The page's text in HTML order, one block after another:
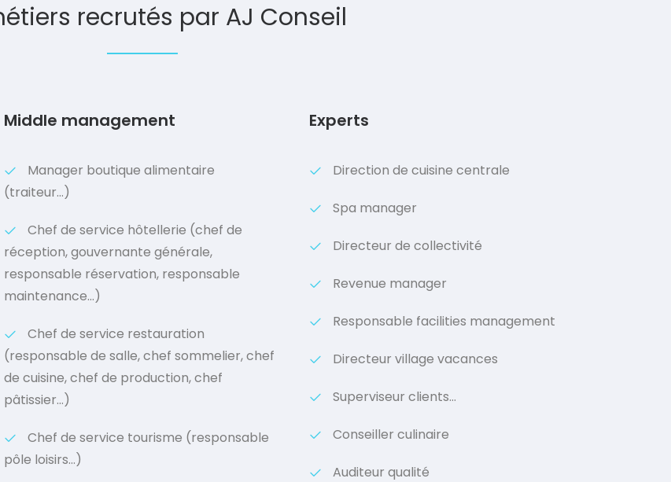
recrutés par AJ Conseil
Middle management
Manager boutique alimentaire
(traiteur…)
Chef de service hôtellerie (chef de
réception, gouvernante générale,
responsable réservation, responsable
maintenance…)
Chef de service restauration
(responsable de salle, chef sommelier, chef
de cuisine, chef de production, chef
pâtissier…)
Chef de service tourisme (responsable
pôle loisirs…)
Experts
Direction de cuisine centrale
Spa manager
Directeur de collectivité
Revenue manager
Responsable facilities management
Directeur village vacances
Superviseur clients…
Conseiller culinaire
Auditeur qualité